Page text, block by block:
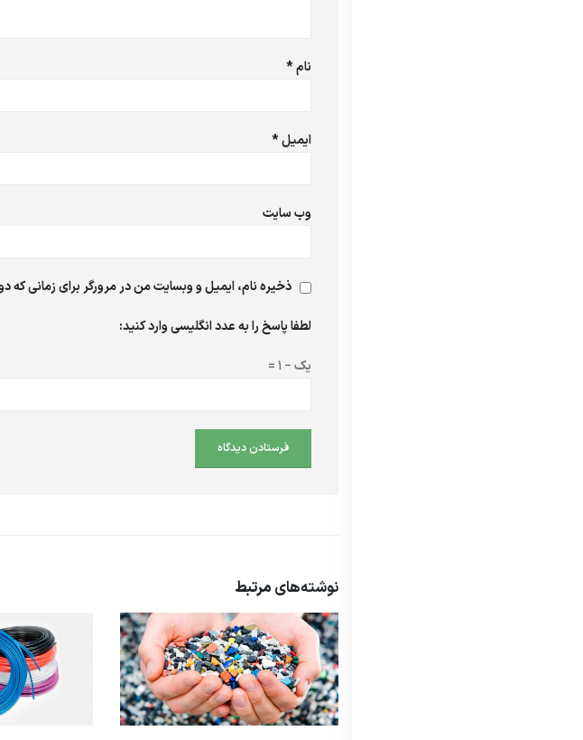
نام*
ایمیل*
وب‌ سایت
ذخیره نام، ایمیل و وبسایت من در مرورگر برای زمانی که
لطفا پاسخ را به عدد انگلیسی وارد کنید:
یک − 1 =
نوشته‌های مرتبط